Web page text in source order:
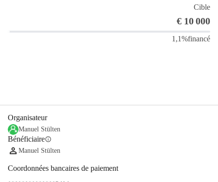
Cible
€ 10 000
1,1%financé
Organisateur
Manuel Stülten
Bénéficiaireinfo
Manuel Stülten
Coordonnées bancaires de paiement